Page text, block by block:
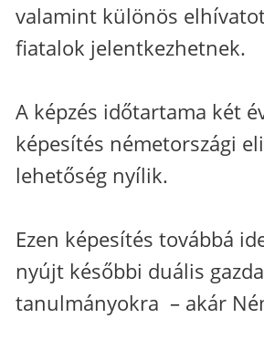
valamint különös
fiatalok jelentkezhetnek.
A képzés időtartama két
képesítés németországi
lehetőség nyílik.
Ezen képesítés továbbá
nyújt későbbi duális
tanulmányokra – akár